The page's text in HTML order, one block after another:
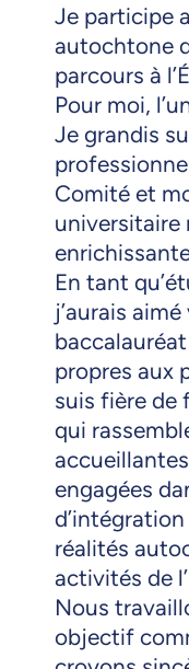
Je participe
autochtone
parcours à
Pour moi,
Je grandis
Comité et
universitaire
En tant
j’aurais
propres aux
suis fière de
qui
engagées
réalités
activités de
Nous
objectif